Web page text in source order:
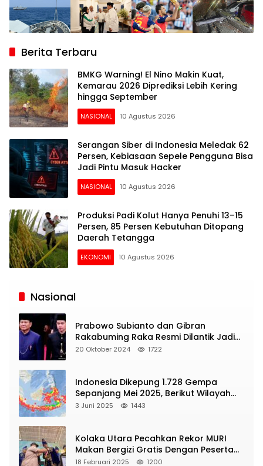
Berita Terbaru
BMKG Warning! El Nino Makin Kuat,
Kemarau 2026 Diprediksi Lebih Kering
hingga September
NASIONAL 10 Agustus 2026
Serangan Siber di Indonesia Meledak 62
Persen, Kebiasaan Sepele Pengguna Bisa
Jadi Pintu Masuk Hacker
NASIONAL 10 Agustus 2026
Produksi Padi Kolut Hanya Penuhi 13–15
Persen, 85 Persen Kebutuhan Ditopang
Daerah Tetangga
EKONOMI 10 Agustus 2026
Siaran
Nasional
Prabowo Subianto dan Gibran
Rakabuming Raka Resmi Dilantik Jadi
Presiden dan Wapres RI
20 Oktober 2024 1722
Indonesia Dikepung 1.728 Gempa
Sepanjang Mei 2025, Berikut Wilayah
Yang Intens Diguncang!
3 Juni 2025 1443
Kolaka Utara Pecahkan Rekor MURI
Makan Bergizi Gratis Dengan Peserta
Terbanyak
18 Februari 2025 1200